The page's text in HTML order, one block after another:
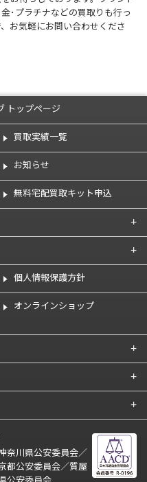
･プラチナなどの買取りも行っ
お気軽にお問い合わせくださ
トップページ
買取実績一覧
お知らせ
無料宅配買取キット申込
個人情報保護方針
オンラインショップ
奈川県公安委員会／
都公安委員会／質屋